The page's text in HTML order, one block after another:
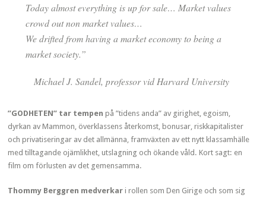
Today almost everything is up for sale… Market values
crowd out non market values…
We drifted from having a market economy to being a
market society.”
Michael J. Sandel, professor vid Harvard University
”GODHETEN” tar tempenpå ”tidens anda” av girighet, egoism,
dyrkan av Mammon, överklassens återkomst, bonusar, riskkapitalister
och privatiseringar av det allmänna, framväxten av ett nytt klassamhälle
med tilltagande ojämlikhet, utslagning och ökande våld. Kort sagt: en
film om förlusten av det gemensamma.
Thommy Berggren medverkar i rollen som Den Girige och som sig